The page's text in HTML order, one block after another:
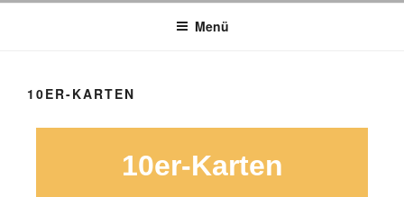
Menü
10ER-KARTEN
10er-Karten